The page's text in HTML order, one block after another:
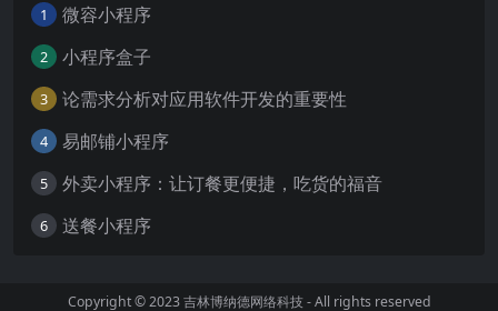
1 微容小程序
2 小程序盒子
3 论需求分析对应用软件开发的重要性
4 易邮铺小程序
5 外卖小程序：让订餐更便捷，吃货的福音
6 送餐小程序
Copyright © 2023吉林博纳德网络科技- All rights reserved